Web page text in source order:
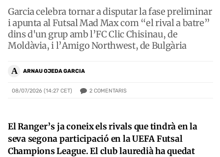
Garcia celebra tornar a disputar la fase preliminar
i apunta al Futsal Mad Max com “el rival a batre”
dins d'un grup amb l’FC Clic Chisinau, de
Moldàvia, i l’Amigo Northwest, de Bulgària
A ARNAU OJEDA GARCIA
08/07/2026 (14:27 CET) 2 COMENTARIS
El Ranger’s ja coneix els rivals que tindrà en la
seva segona participació en la UEFA Futsal
Champions League. El club lauredià ha quedat